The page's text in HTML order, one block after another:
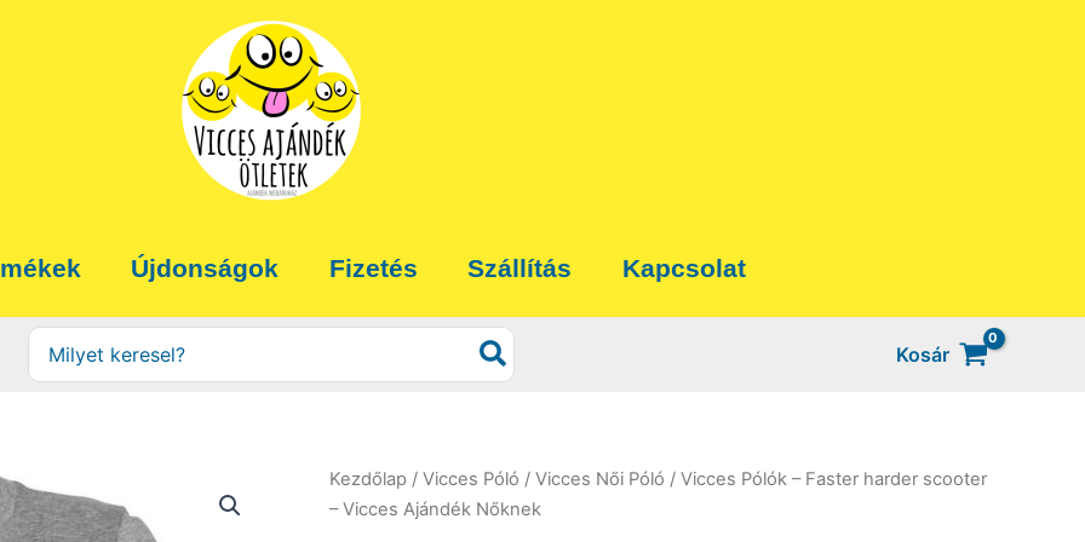
Újdonságok Fizetés Szállítás Kapcsolat
Search
for:
Kosár
Kezdőlap / Vicces Póló / Vicces Női Póló / Vicces Pólók – Faster harder scooter
– Vicces Ajándék Nőknek